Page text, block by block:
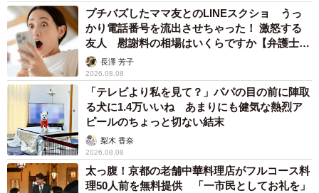
プチバズしたママ友とのLINEスクショ うっ
かり電話番号を流出させちゃった！ 激怒する
友人 慰謝料の相場はいくらですか【弁護士が
解説】長澤 芳子
2026.08.08
「テレビより私を見て？」パパの目の前に陣取
る犬に1.4万いいね あまりにも健気な熱烈ア
ピールのちょっと切ない結末
梨木 香奈
2026.08.08
太っ腹！京都の老舗中華料理店がフルコース料
理50人前を無料提供 「一市民としてお礼を」